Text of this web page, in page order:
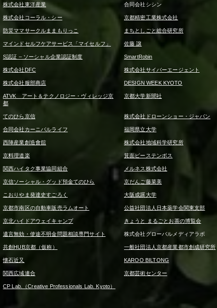
株式会社東洋産業 合同会社シシン
株式会社コーラル・シー 京都精密工業株式会社
防災ママサークルままもりっこ まちとしごと総合研究所
マインドセルフケアサービス「マイセルフ」 佐藤 譲
S認証 – ソーシャル企業認証制度 SmartRobin
株式会社DFC 株式会社サイバーエージェント
株式会社服部商店 DESIGN WEEK KYOTO
ATVK アート＆テクノロジー・ヴィレッジ京
都
京都大学新聞社
てのひら京信 株式会社ドローンショー・ジャパン
合同会社カーニバルライフ 福岡県立大学
西陣産業創造會舘 株式会社地域科学研究所
京料理道楽 箕面ピーステンボス
関西ハイタク事業協同組合 メルネス株式会社
京信ソーシャル・グッド預金てのひら 京だんご藤菜美
こおりやま発達史すごろく 大阪成蹊大学
京都市南区の自動車販売ラムオート 公益社団法人日本薬学会関東支部
京北ハイドアウェイキャンプ きょうと まるごとお茶の博覧会
遺言無効・使途不明金問題相談専門サイト 株式会社グローバルメディアラボ
共創HUB京都（仮称） 一般社団法人京都産業都市創成研究所
懐石近又 KAROO BILTONG
関西広域連合 京都芸術センター
CP Lab.（Creative Professionals Lab. Kyoto）